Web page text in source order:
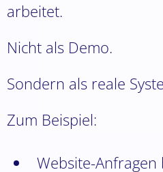
arbeitet.
Nicht als Demo.
Sondern als reale
Zum Beispiel:
Website-